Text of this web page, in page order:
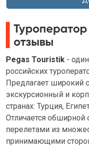
отзывы
Pegas Touristik -
российских
Предлагает широкий
экскурсионный и
странах: Турция,
Отличается
перелетами из
принимающими